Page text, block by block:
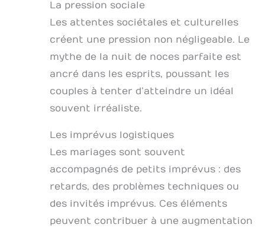
La pression sociale
Les attentes sociétales et culturelles
créent une pression non négligeable. Le
mythe de la nuit de noces parfaite est
ancré dans les esprits, poussant les
couples à tenter d’atteindre un idéal
souvent irréaliste.
Les imprévus logistiques
Les mariages sont souvent
accompagnés de petits imprévus : des
retards, des problèmes techniques ou
des invités imprévus. Ces éléments
peuvent contribuer à une augmentation